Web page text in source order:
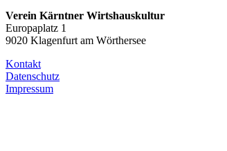
Verein Kärntner Wirtshauskultur
Europaplatz 1
9020 Klagenfurt am Wörthersee
Kontakt
Datenschutz
Impressum